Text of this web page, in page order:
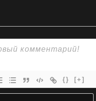
{} [+]